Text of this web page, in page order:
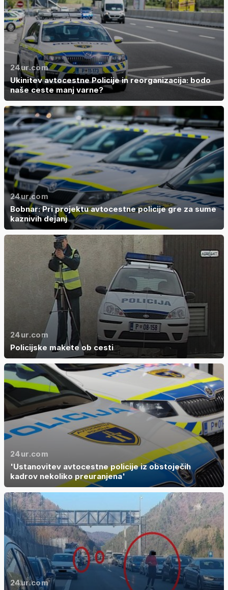
24ur.com
Ukinitev avtocestne Policije in reorganizacija: bodo
naše ceste manj varne?
24ur.com
Bobnar: Pri projektu avtocestne policije gre za sume
kaznivih dejanj
24ur.com
Policijske makete ob cesti
24ur.com
'Ustanovitev avtocestne policije iz obstoječih
kadrov nekoliko preuranjena'
24ur.com